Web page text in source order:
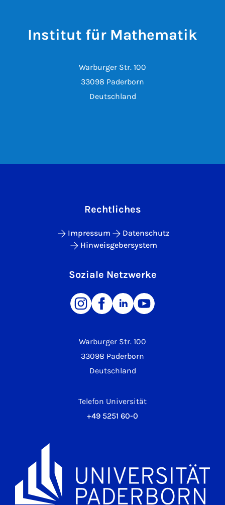
Institut für Mathematik
Warburger Str. 100
33098 Paderborn
Deutschland
Warburger Str. 100
33098 Paderborn
Deutschland
Telefon Universität
+49 5251 60-0
Rechtliches
Impressum
Datenschutz
Hinweisgebersystem
Soziale Netzwerke